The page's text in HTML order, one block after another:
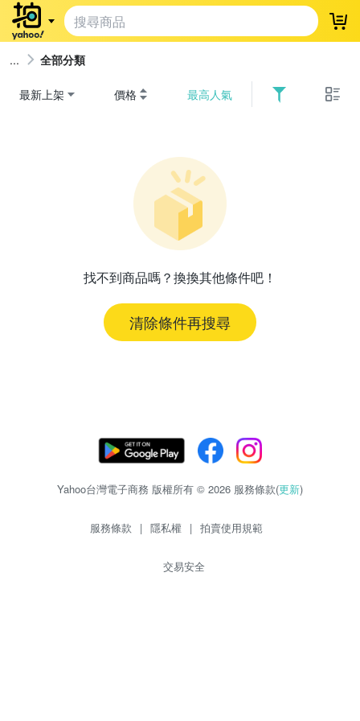
登
全部分類
最新上架 價格 最高人氣
找不到商品嗎？換換其他條件吧！
清除條件再搜尋
Yahoo台灣電子商務 版權所有 © 2026 服務條款(更新)
服務條款 | 隱私權 | 拍賣使用規範
交易安全